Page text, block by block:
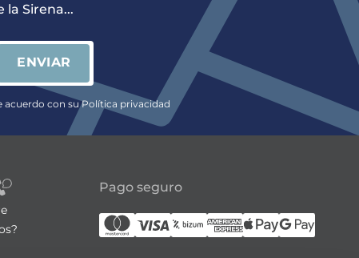
Sirena...
ENVIAR
con su Política privacidad
Pago seguro